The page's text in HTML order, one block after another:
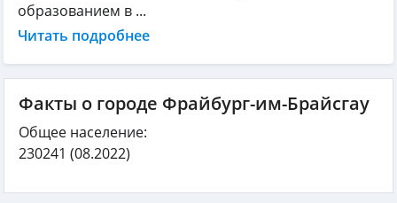
образованием в ...
Читать подробнее
Факты о городе Фрайбург-им-Брайсгау
Общее население:
230241 (08.2022)